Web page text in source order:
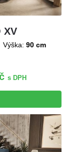
XV
Výška: 90 cm
s DPH